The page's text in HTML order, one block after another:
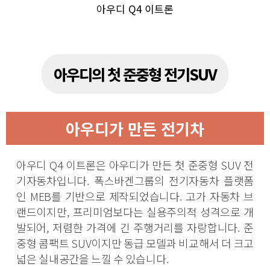
아우디 Q4 이트론
아우디의 첫 준중형 전기SUV
아우디가 만든 전기차
아우디 Q4 이트론은 아우디가 만든 첫 준중형 SUV 전
기자동차입니다. 폭스바겐그룹의 전기자동차 플랫폼
인 MEB를 기반으로 제작되었습니다. 고가 자동차 브
랜드이지만, 프리미엄보다는 실용주의적 성격으로 개
발되어, 저렴한 가격에 긴 주행거리를 자랑합니다. 준
중형 콤팩트 SUV이지만 동급 모델과 비교해서 더 크고
넓은 실내공간을 느낄 수 있습니다.